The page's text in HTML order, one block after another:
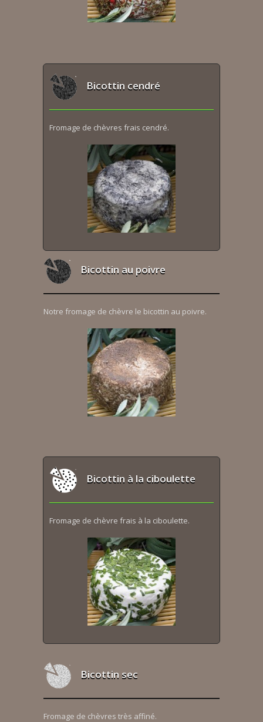
Bicottin cendré
Fromage de chèvres frais cendré.
Bicottin au poivre
Notre fromage de chèvre le bicottin au poivre.
Bicottin à la ciboulette
Fromage de chèvre frais à la ciboulette.
Bicottin sec
Fromage de chèvres très affiné.